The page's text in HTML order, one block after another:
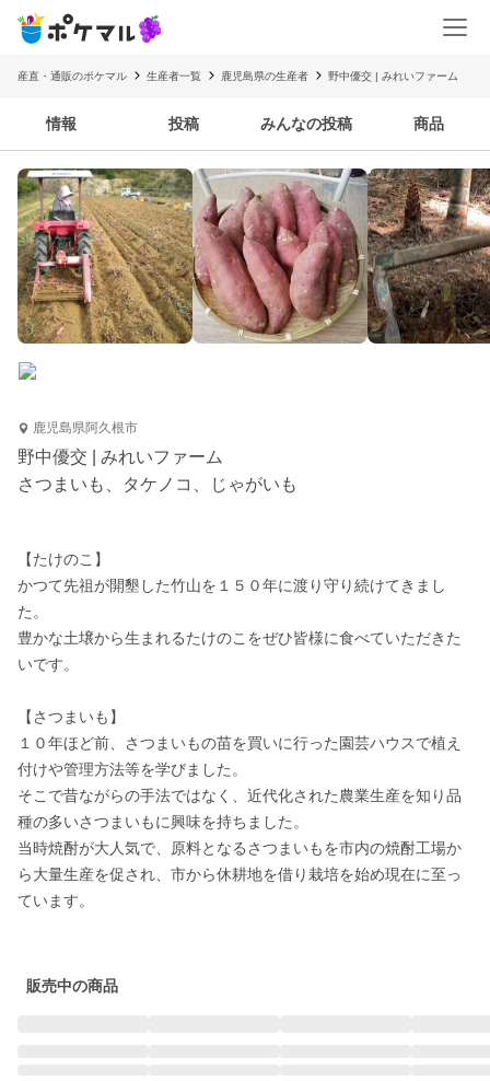
産直・通販のポケマル 生産者一覧 鹿児島県の生産者 野中優交 | みれいファーム
情報 投稿 みんなの投稿 商品
鹿児島県阿久根市
野中優交 | みれいファーム
さつまいも、タケノコ、じゃがいも
【たけのこ】
かつて先祖が開墾した竹山を１５０年に渡り守り続けてきまし
た。
豊かな土壌から生まれるたけのこをぜひ皆様に食べていただきた
いです。
【さつまいも】
１０年ほど前、さつまいもの苗を買いに行った園芸ハウスで植え
付けや管理方法等を学びました。
そこで昔ながらの手法ではなく、近代化された農業生産を知り品
種の多いさつまいもに興味を持ちました。
当時焼酎が大人気で、原料となるさつまいもを市内の焼酎工場か
ら大量生産を促され、市から休耕地を借り栽培を始め現在に至っ
ています。
販売中の商品